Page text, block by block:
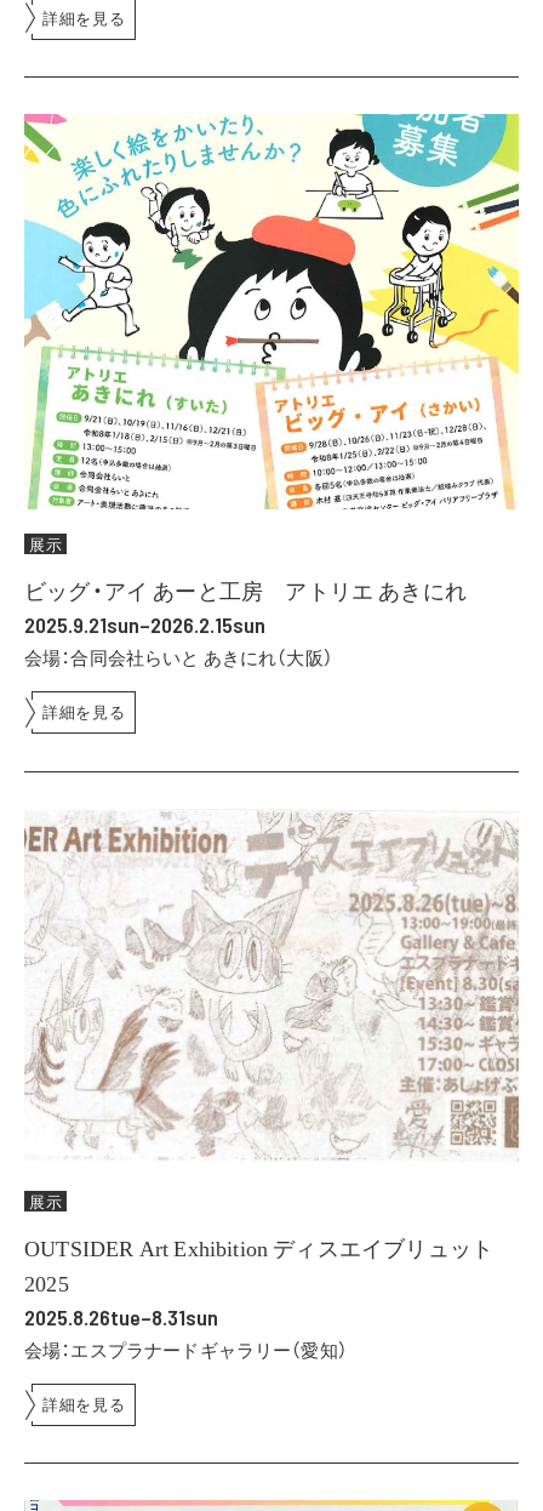
詳細を見る
展示
ビッグ・アイ あーと工房 アトリエ あきにれ
2025.9.21sun–2026.2.15sun
会場：合同会社らいと あきにれ（大阪）
詳細を見る
展示
OUTSIDER Art Exhibition ディスエイブリュット
2025
2025.8.26tue–8.31sun
会場：エスプラナードギャラリー（愛知）
詳細を見る